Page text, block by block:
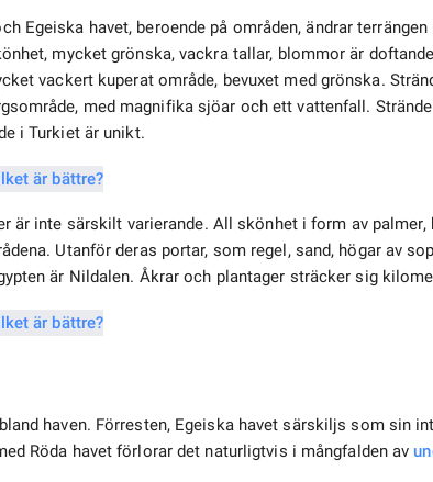
Egeiska havet, beroende på områden, ändrar
mycket grönska, vackra tallar, blommor är
vackert kuperat område, bevuxet med grönska.
med magnifika sjöar och ett vattenfall.
i Turkiet är unikt.
är inte särskilt varierande. All skönhet i form av
Utanför deras portar, som regel, sand, högar av
är Nildalen. Åkrar och plantager sträcker sig
haven. Förresten, Egeiska havet särskiljs som sin
Röda havet förlorar det naturligtvis i mångfalden av